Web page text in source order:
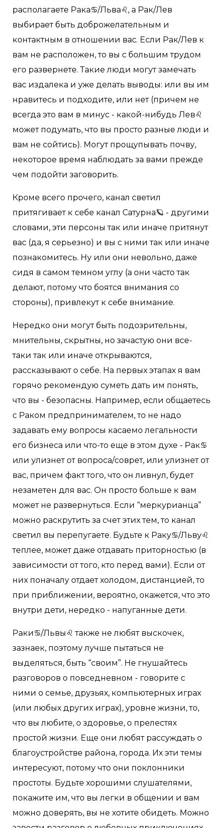
располагаете Рака♋/Льва♌, а Рак/Лев
выбирает быть доброжелательным и
контактным в отношении вас. Если Рак/Лев к
вам не расположен, то вы с большим трудом
его развернете. Такие люди могут замечать
вас издалека и уже делать выводы: или вы им
нравитесь и подходите, или нет (причем не
всегда это вам в минус - какой-нибудь Лев♌
может подумать, что вы просто разные люди и
вам не сойтись). Могут прощупывать почву,
некоторое время наблюдать за вами прежде
чем подойти заговорить.
Кроме всего прочего, канал светил
притягивает к себе канал Сатурна🪐 - другими
словами, эти персоны так или иначе притянут
вас (да, я серьезно) и вы с ними так или иначе
познакомитесь. Ну или они невольно, даже
сидя в самом темном углу (а они часто так
делают, потому что боятся внимания со
стороны), привлекут к себе внимание.
Нередко они могут быть подозрительны,
мнительны, скрытны, но зачастую они все-
таки так или иначе открываются,
рассказывают о себе. На первых этапах я вам
горячо рекомендую суметь дать им понять,
что вы - безопасны. Например, если общаетесь
с Раком предпринимателем, то не надо
задавать ему вопросы касаемо легальности
его бизнеса или что-то еще в этом духе - Рак♋
или улизнет от вопроса/соврет, или улизнет от
вас, причем факт того, что он ливнул, будет
незаметен для вас. Он просто больше к вам
может не развернуться. Если “меркурианца”
можно раскрутить за счет этих тем, то канал
светил вы перепугаете. Будьте к Раку♋/Льву♌
теплее, может даже отдавать приторностью (в
зависимости от того, кто перед вами). Если от
них поначалу отдает холодом, дистанцией, то
при приближении, вероятно, окажется, что это
внутри дети, нередко - напуганные дети.
Раки♋/Львы♌ также не любят выскочек,
зазнаек, поэтому лучше пытаться не
выделяться, быть “своим”. Не гнушайтесь
разговоров о повседневном - говорите с
ними о семье, друзьях, компьютерных играх
(или любых других играх), уровне жизни, то,
что вы любите, о здоровье, о прелестях
простой жизни. Еще они любят рассуждать о
благоустройстве района, города. Их эти темы
интересуют, потому что они поклонники
простоты. Будьте хорошими слушателями,
покажите им, что вы легки в общении и вам
можно доверять, вы не хотите обидеть. Можно